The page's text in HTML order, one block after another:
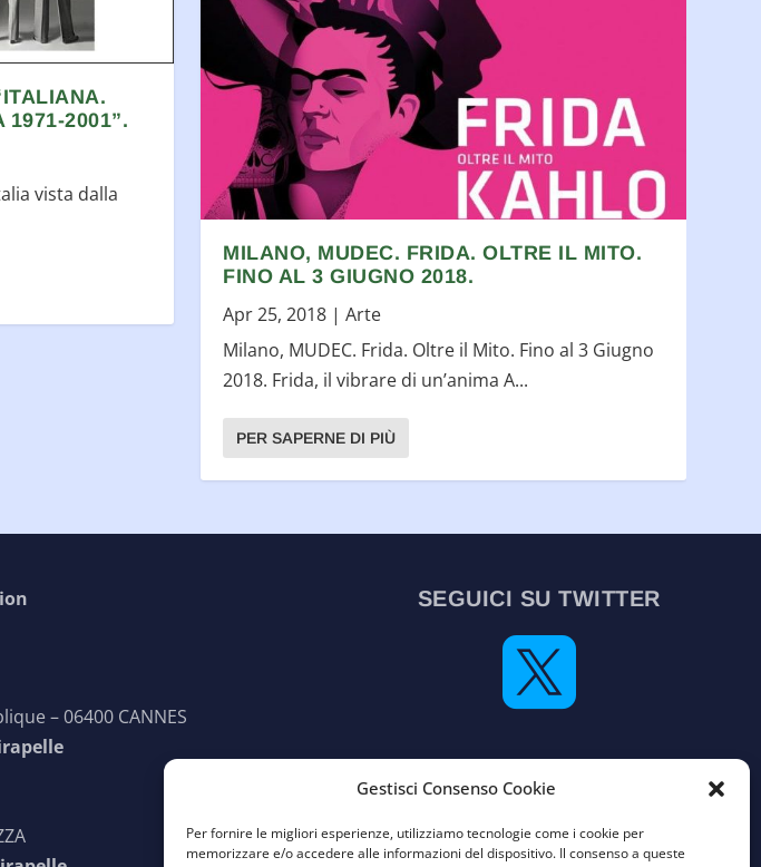
Gestisci Consenso Cookie
Per fornire le migliori esperienze, utilizziamo tecnologie come i cookie per
memorizzare e/o accedere alle informazioni del dispositivo. Il consenso a queste
1971-2001”.
vista dalla
MILANO, MUDEC. FRIDA. OLTRE IL MITO.
FINO AL 3 GIUGNO 2018.
Apr 25, 2018 |Arte
Milano, MUDEC. Frida. Oltre il Mito. Fino al 3 Giugno
2018. Frida, il vibrare di un’anima A...
PER SAPERNE DI PIÙ
– 06400 CANNES
SEGUICI SU TWITTER

Vecchia versione del sito